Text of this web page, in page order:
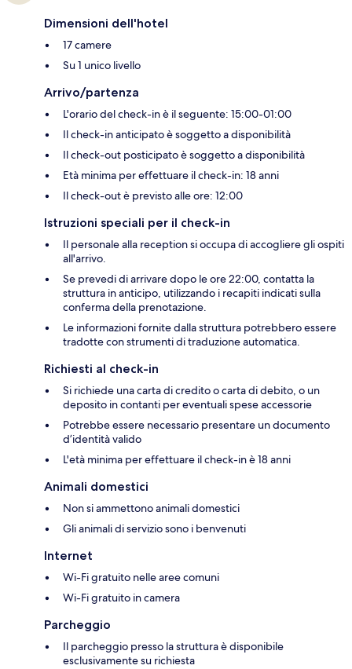
Dimensioni dell'hotel
17 camere
Su 1 unico livello
Arrivo/partenza
L'orario del check-in è il seguente: 15:00-01:00
Il check-in anticipato è soggetto a disponibilità
Il check-out posticipato è soggetto a disponibilità
Età minima per effettuare il check-in: 18 anni
Il check-out è previsto alle ore: 12:00
Istruzioni speciali per il check-in
Il personale alla reception si occupa di accogliere gli ospiti
all'arrivo.
Se prevedi di arrivare dopo le ore 22:00, contatta la
struttura in anticipo, utilizzando i recapiti indicati sulla
conferma della prenotazione.
Le informazioni fornite dalla struttura potrebbero essere
tradotte con strumenti di traduzione automatica.
Richiesti al check-in
Si richiede una carta di credito o carta di debito, o un
deposito in contanti per eventuali spese accessorie
Potrebbe essere necessario presentare un documento
d’identità valido
L'età minima per effettuare il check-in è 18 anni
Animali domestici
Non si ammettono animali domestici
Gli animali di servizio sono i benvenuti
Internet
Wi-Fi gratuito nelle aree comuni
Wi-Fi gratuito in camera
Parcheggio
Il parcheggio presso la struttura è disponibile
esclusivamente su richiesta